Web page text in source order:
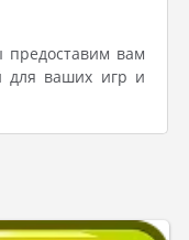
вам
для ваших игр и